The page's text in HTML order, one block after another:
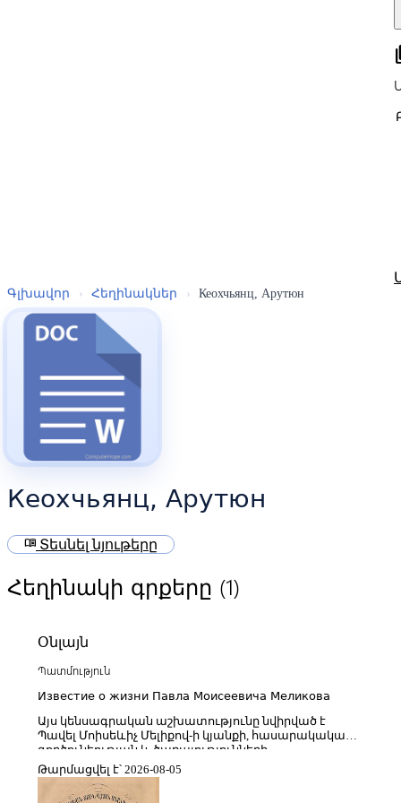
Գլխավոր › Հեղինակներ › Кеохчьянц, Арутюн
Кеохчьянц, Арутюн
menu_book Տեսնել նյութերը
Հեղինակի գրքերը (1)
Օնլայն
Պատմություն
Известие о жизни Павла Моисеевича Меликова
Այս կենսագրական աշխատությունը նվիրված է
Պավել Մոիսեևիչ Մելիքով-ի կյանքի, հասարակական
գործունեության և ծառայությունների
ներկայացմանը։ Հրատարակությունը, որը լույս է
տեսել XIX դարի կեսերին, նպատակ ունի լուսաբանել
նրա ռազմական ուղին, բարեգործական
Թարմացվել է՝ 2026-08-05